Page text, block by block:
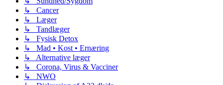
↳ Cancer
↳ Læger
↳ Tandlæger
↳ Fysisk Detox
↳ Mad • Kost • Ernæring
↳ Alternative læger
↳ Corona, Virus & Vacciner
↳ NWO